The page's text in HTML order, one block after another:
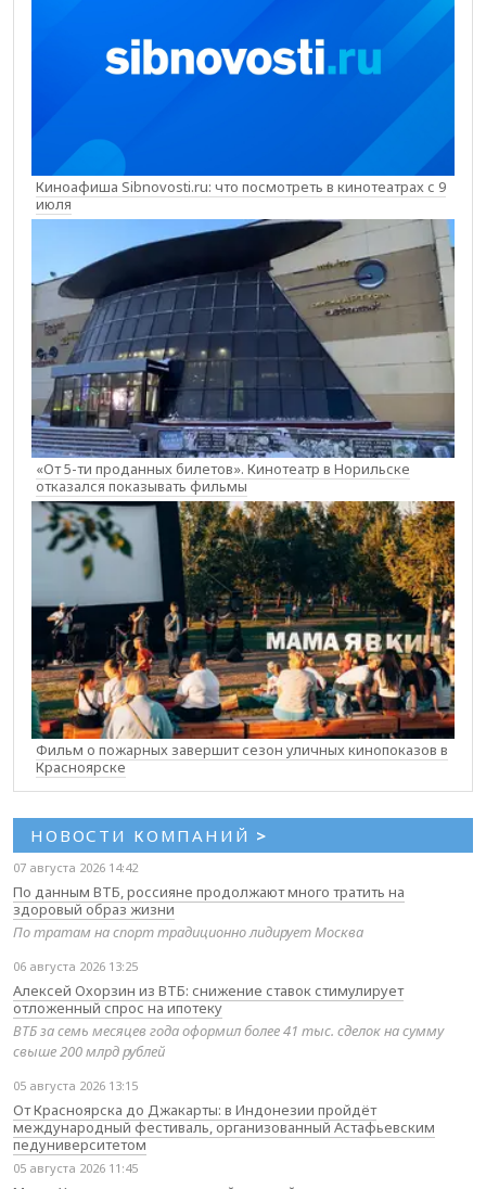
Киноафиша Sibnovosti.ru: что посмотреть в кинотеатрах с 9
июля
«От 5-ти проданных билетов». Кинотеатр в Норильске
отказался показывать фильмы
Фильм о пожарных завершит сезон уличных кинопоказов в
Красноярске
НОВОСТИ КОМПАНИЙ >
07 августа 2026 14:42
По данным ВТБ, россияне продолжают много тратить на
здоровый образ жизни
По тратам на спорт традиционно лидирует Москва
06 августа 2026 13:25
Алексей Охорзин из ВТБ: снижение ставок стимулирует
отложенный спрос на ипотеку
ВТБ за семь месяцев года оформил более 41 тыс. сделок на сумму
свыше 200 млрд рублей
05 августа 2026 13:15
От Красноярска до Джакарты: в Индонезии пройдёт
международный фестиваль, организованный Астафьевским
педуниверситетом
05 августа 2026 11:45